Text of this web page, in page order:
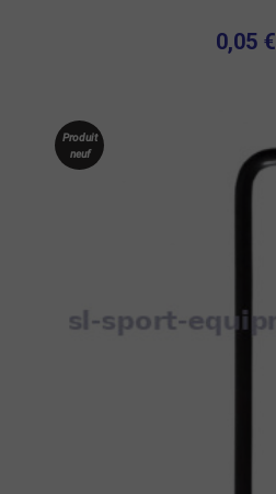
0,05 €
Produit
neuf